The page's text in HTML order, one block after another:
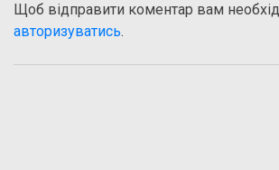
Щоб відправити коментар вам
авторизуватись.